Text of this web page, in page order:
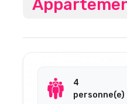
4
personne(e)